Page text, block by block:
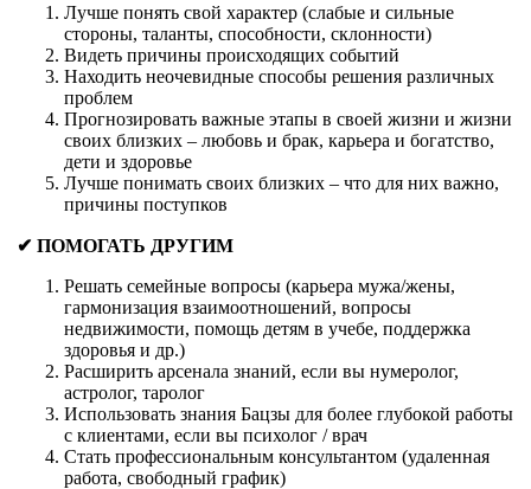
Лучше понять свой характер (слабые и сильные
стороны, таланты, способности, склонности)
Видеть причины происходящих событий
Находить неочевидные способы решения различных
проблем
Прогнозировать важные этапы в своей жизни и жизни
своих близких – любовь и брак, карьера и богатство,
дети и здоровье
Лучше понимать своих близких – что для них важно,
причины поступков
✔ ПОМОГАТЬ ДРУГИМ
Решать семейные вопросы (карьера мужа/жены,
гармонизация взаимоотношений, вопросы
недвижимости, помощь детям в учебе, поддержка
здоровья и др.)
Расширить арсенала знаний, если вы нумеролог,
астролог, таролог
Использовать знания Бацзы для более глубокой работы
с клиентами, если вы психолог / врач
Стать профессиональным консультантом (удаленная
работа, свободный график)